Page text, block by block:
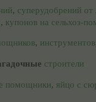
, суперудобрений
, купонов на сельхоз-
, инструментов
строители
помощники, яйцо с